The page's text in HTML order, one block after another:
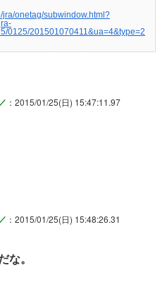
onetag/subwindow.html?
0125/201501070411&ua=4&type=2
：2015/01/25(日) 15:47:11.97
：2015/01/25(日) 15:48:26.31
な。